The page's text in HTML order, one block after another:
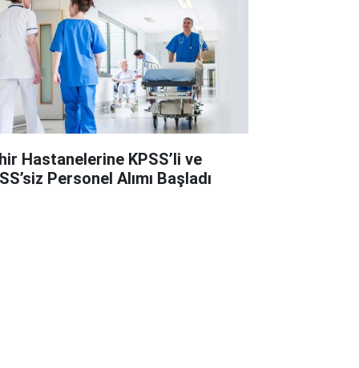
Hastanelerine KPSS’li ve
Personel Alımı Başladı